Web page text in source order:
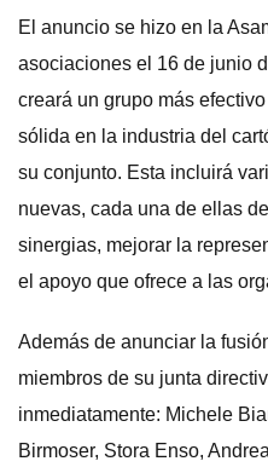
El anuncio se hizo en la
asociaciones el 16 de junio
creará un grupo más
sólida en la industria del
su conjunto. Esta incluirá
nuevas, cada una de ellas
sinergias, mejorar la
el apoyo que ofrece a las
Además de anunciar la
miembros de su junta
inmediatamente: Michele
Birmoser, Stora Enso,